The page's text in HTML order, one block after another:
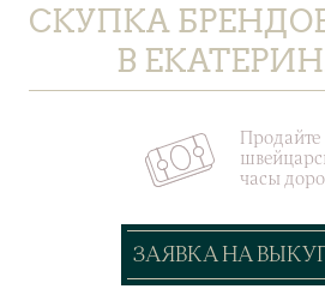
СКУПКА
В
Продайте
часы
ЗАЯВКА НА